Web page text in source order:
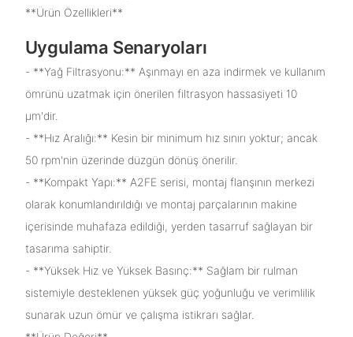
**Ürün Özellikleri**
Uygulama Senaryoları
- **Yağ Filtrasyonu:** Aşınmayı en aza indirmek ve kullanım
ömrünü uzatmak için önerilen filtrasyon hassasiyeti 10
μm'dir.
- **Hız Aralığı:** Kesin bir minimum hız sınırı yoktur; ancak
50 rpm'nin üzerinde düzgün dönüş önerilir.
- **Kompakt Yapı:** A2FE serisi, montaj flanşının merkezi
olarak konumlandırıldığı ve montaj parçalarının makine
içerisinde muhafaza edildiği, yerden tasarruf sağlayan bir
tasarıma sahiptir.
- **Yüksek Hız ve Yüksek Basınç:** Sağlam bir rulman
sistemiyle desteklenen yüksek güç yoğunluğu ve verimlilik
sunarak uzun ömür ve çalışma istikrarı sağlar.